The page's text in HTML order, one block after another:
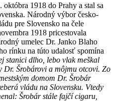
1918 do Prahy a stal sa
Národný výbor česko-
pre Slovensko na čele
1918 pricestovala
umelec Dr. Janko Blaho
rínku na túto udalosť spomína
stanici dlho, lebo vlak meškal
Dr. Šrobárovi a môjmu otcovi. Zo
domom Dr. Šrobár
vládu na Slovensku. Vtedy
Šrobár stále fajčí cigaru,